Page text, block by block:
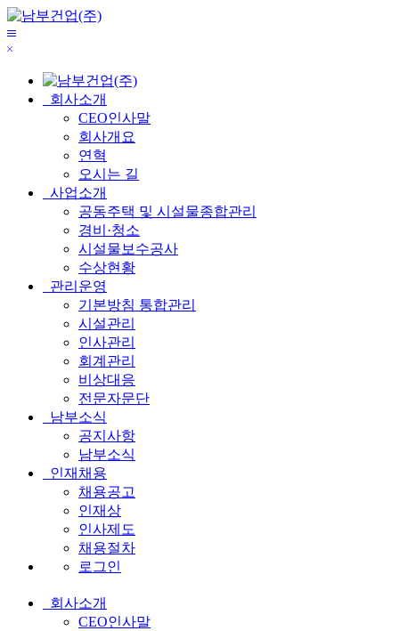
메
닫
회사소개
CEO인사말
회사개요
연혁
오시는 길
사업소개
공동주택 및 시설물종합관리
경비·청소
시설물보수공사
수상현황
관리운영
기본방침 통합관리
시설관리
인사관리
회계관리
비상대응
전문자문단
남부소식
공지사항
남부소식
인재채용
채용공고
인재상
인사제도
채용절차
로그인
회사소개
CEO인사말